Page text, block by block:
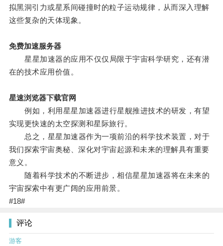
拟黑洞引力或星系间碰撞时的粒子运动规律，从而深入理解
这些复杂的天体现象。
免费加速服务器
星星加速器的应用不仅仅局限于宇宙科学研究，还有潜
在的技术应用价值。
星速浏览器下载官网
例如，利用星星加速器进行星舰推进技术的研发，有望
实现更快速的太空探测和星际旅行。
总之，星星加速器作为一项前沿的科学技术装置，对于
我们探索宇宙奥秘、深化对宇宙起源和未来的理解具有重要
意义。
随着科学技术的不断进步，相信星星加速器将在未来的
宇宙探索中有更广阔的应用前景。
#18#
评论
游客